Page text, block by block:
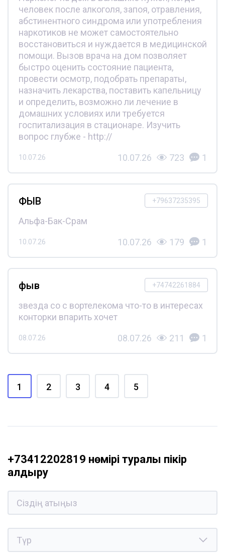
человек после алкоголя, запоя, отравления,
абстинентного синдрома или употребления
наркотиков не может самостоятельно
восстановиться и нуждается в медицинской
помощи. Вызов врача на дом позволяет
быстро оценить состояние пациента,
провести осмотр, подобрать препараты,
назначить лекарства, поставить капельницу
и определить, возможно ли лечение в
домашних условиях или требуется
госпитализация в стационаре. Изучить
вопрос глубже - http://
10.07.26 10.07.26 723 1
+79637235395
ФЫВ
Альфа-Бак-Срам
10.07.26 10.07.26 179 1
+74742261884
фыв
звезда со с вортелекома что-то в интересах
конторки впарить хочет
08.07.26 08.07.26 211 1
1 2 3 4 5
+73412202819 нөмірі туралы пікір
қалдыру